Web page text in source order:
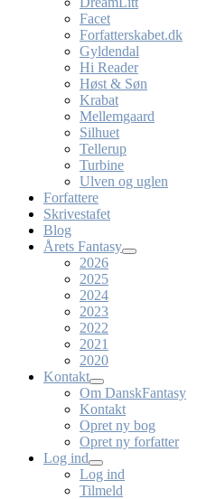
Facet
Forfatterskabet.dk
Gyldendal
Hi Reader
Høst & Søn
Krabat
Mellemgaard
Silhuet
Tellerup
Turbine
Ulven og uglen
Forfattere
Skrivestafet
Blog
Årets Fantasy
2026
2025
2024
2023
2022
2021
2020
Kontakt
Om DanskFantasy
Kontakt
Opret ny bog
Opret ny forfatter
Log ind
Log ind
Tilmeld